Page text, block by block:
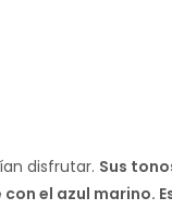
disfrutar. Sus
el azul marino.